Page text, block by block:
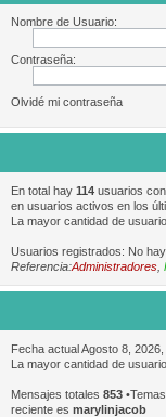
Nombre de Usuario:
Contraseña:
Olvidé mi contraseña
En total hay 114 usuarios
en usuarios activos en los
La mayor cantidad de
Usuarios registrados: No
Referencia:Administradores
Fecha actual Agosto 8,
La mayor cantidad de
Mensajes totales 853
reciente es marylinjacob